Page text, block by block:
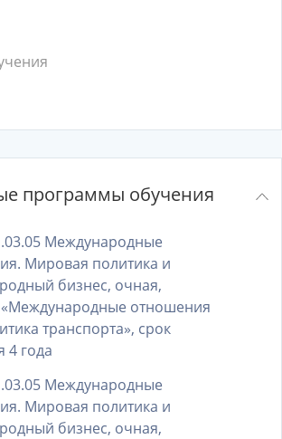
программы обучения
Международные
Мировая политика и
бизнес, очная,
отношения
транспорта», срок
4 года
Международные
Мировая политика и
бизнес, очная,